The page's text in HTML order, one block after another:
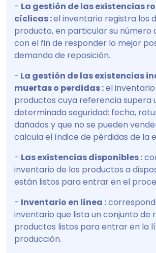
- La gestión de las existencias
cíclicas :el inventario registra los
producto, en particular su número
con el fin de responder lo mejor
demanda de reposición.
- La gestión de las existencias
muertas o perdidas :el
productos cuya referencia supera
determinada seguridad: fecha,
dañados y que no se pueden
calcula el índice de pérdidas de la
- Las existencias disponibles :
inventario de los productos a
están listos para entrar en el
- Inventario en línea :
inventario que lista un conjunto de
productos listos para entrar en la
producción.